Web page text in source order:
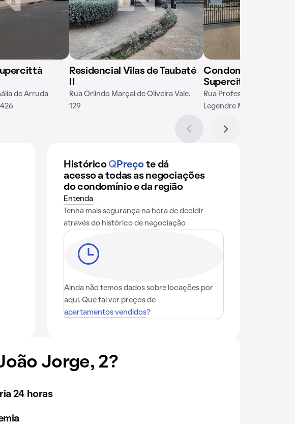
de Arruda
Residencial Vilas de Taubaté
Rua Orlindo Marçal de Oliveira Vale,
129
Condomínio
Supercittà
Rua Professora Amália de
Legendre Martini, 1526
Histórico QPreço te dá
acesso a todas as negociações
do condomínio e da região
Entenda
Tenha mais segurança na hora de decidir
através do histórico de negociação
Ainda não temos dados sobre locações por
aqui. Que tal ver preços de
apartamentos vendidos?
Jorge, 2?
24 horas